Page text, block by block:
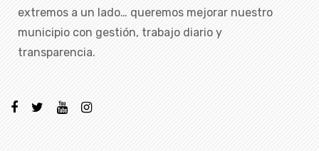
extremos a un lado… queremos mejorar nuestro
municipio con gestión, trabajo diario y
transparencia.